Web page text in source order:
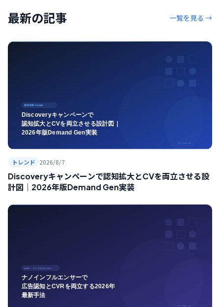
最新の記事 一覧を見る →
トレンド 2026/8/7
Discoveryキャンペーンで認知拡大とCVを両立させる設
計図｜2026年版Demand Gen実装